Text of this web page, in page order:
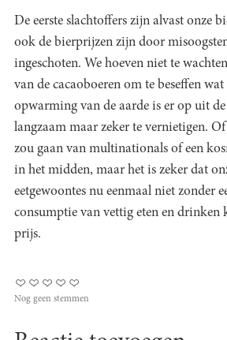
De eerste slachtoffers zijn alvast onze
ook de bierprijzen zijn door
ingeschoten. We hoeven niet te
van de cacaoboeren om te beseffen wat
opwarming van de aarde is er op uit
langzaam maar zeker te vernietigen.
zou gaan van multinationals of een
in het midden, maar het is zeker dat
eetgewoontes nu eenmaal niet zonder
consumptie van vettig eten en drinken
prijs.
Nog geen stemmen